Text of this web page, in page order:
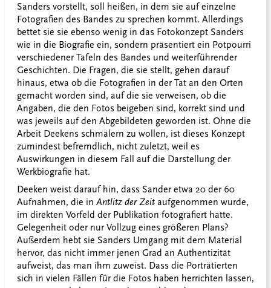
Sanders vorstellt, soll heißen, in dem sie auf einzelne
Fotografien des Bandes zu sprechen kommt. Allerdings
bettet sie sie ebenso wenig in das Fotokonzept Sanders
wie in die Biografie ein, sondern präsentiert ein Potpourri
verschiedener Tafeln des Bandes und weiterführender
Geschichten. Die Fragen, die sie stellt, gehen darauf
hinaus, etwa ob die Fotografien in der Tat an den Orten
gemacht worden sind, auf die sie verweisen, ob die
Angaben, die den Fotos beigeben sind, korrekt sind und
was jeweils auf den Abgebildeten geworden ist. Ohne die
Arbeit Deekens schmälern zu wollen, ist dieses Konzept
zumindest befremdlich, nicht zuletzt, weil es
Auswirkungen in diesem Fall auf die Darstellung der
Werkbiografie hat.
Deeken weist darauf hin, dass Sander etwa 20 der 60
Aufnahmen, die in Antlitz der Zeit aufgenommen wurde,
im direkten Vorfeld der Publikation fotografiert hatte.
Gelegenheit oder nur Vollzug eines größeren Plans?
Außerdem hebt sie Sanders Umgang mit dem Material
hervor, das nicht immer jenen Grad an Authentizität
aufweist, das man ihm zuweist. Dass die Porträtierten
sich in vielen Fällen für die Fotos haben herrichten lassen,